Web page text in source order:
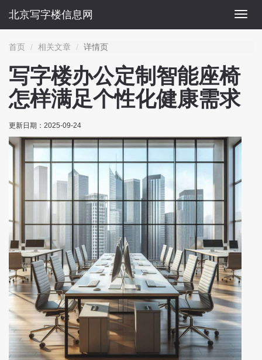
切
北京写字楼信息网
首页 相关文章 详情页
写字楼办公定制智能座椅
怎样满足个性化健康需求
更新日期： 2025-09-24